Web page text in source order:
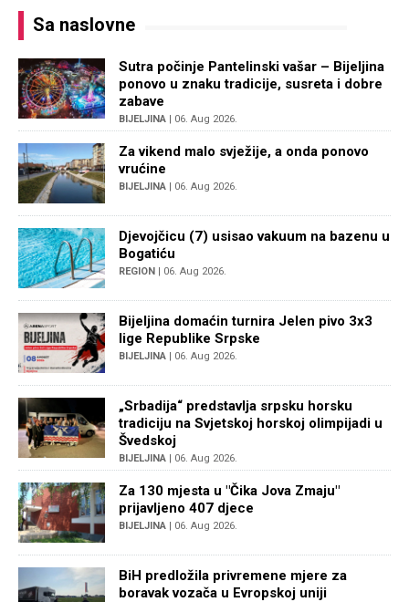
Sa naslovne
Sutra počinje Pantelinski vašar – Bijeljina
ponovo u znaku tradicije, susreta i dobre
zabave
BIJELJINA | 06. Aug 2026.
Za vikend malo svježije, a onda ponovo
vrućine
BIJELJINA | 06. Aug 2026.
Djevojčicu (7) usisao vakuum na bazenu u
Bogatiću
REGION | 06. Aug 2026.
Bijeljina domaćin turnira Jelen pivo 3x3
lige Republike Srpske
BIJELJINA | 06. Aug 2026.
„Srbadija“ predstavlja srpsku horsku
tradiciju na Svjetskoj horskoj olimpijadi u
Švedskoj
BIJELJINA | 06. Aug 2026.
Za 130 mjesta u "Čika Jova Zmaju"
prijavljeno 407 djece
BIJELJINA | 06. Aug 2026.
BiH predložila privremene mjere za
boravak vozača u Evropskoj uniji